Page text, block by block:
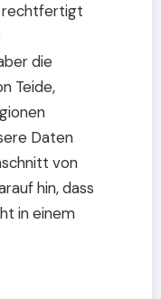
rechtfertigt
die
Teide,
Daten
von
hin, dass
in einem